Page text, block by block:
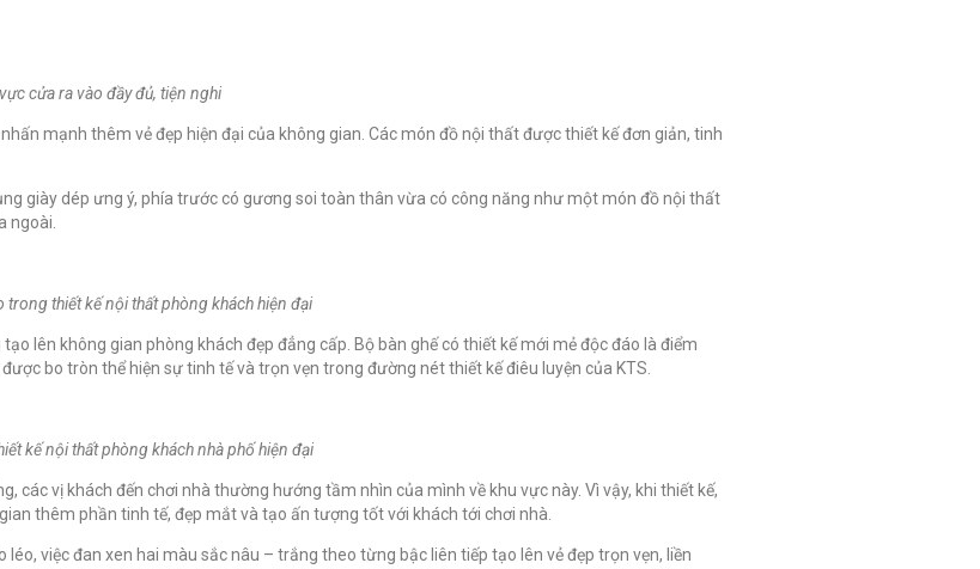
cửa ra vào đầy đủ, tiện nghi
mạnh thêm vẻ đẹp hiện đại của không gian. Các món đồ nội thất được thiết kế đơn giản, tinh
giày dép ưng ý, phía trước có gương soi toàn thân vừa có công năng như một món đồ nội thất
ngoài.
trong thiết kế nội thất phòng khách hiện đại
lên không gian phòng khách đẹp đẳng cấp. Bộ bàn ghế có thiết kế mới mẻ độc đáo là điểm
bo tròn thể hiện sự tinh tế và trọn vẹn trong đường nét thiết kế điêu luyện của KTS.
kế nội thất phòng khách nhà phố hiện đại
vị khách đến chơi nhà thường hướng tầm nhìn của mình về khu vực này. Vì vậy, khi thiết kế,
thêm phần tinh tế, đẹp mắt và tạo ấn tượng tốt với khách tới chơi nhà.
việc đan xen hai màu sắc nâu – trắng theo từng bậc liên tiếp tạo lên vẻ đẹp trọn vẹn, liền